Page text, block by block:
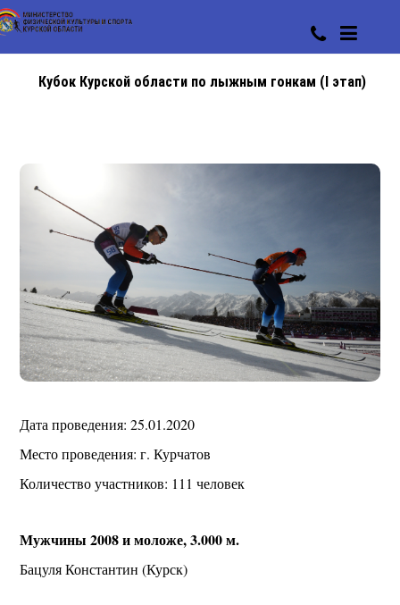
Кубок Курской области по лыжным гонкам (I этап)
Дата проведения: 25.01.2020
Место проведения: г. Курчатов
Количество участников: 111 человек
Мужчины 2008 и моложе, 3.000 м.
Бацуля Константин (Курск)